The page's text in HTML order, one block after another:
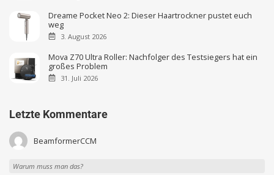
Dreame Pocket Neo 2: Dieser Haartrockner pustet euch
weg
3. August 2026
Mova Z70 Ultra Roller: Nachfolger des Testsiegers hat ein
großes Problem
31. Juli 2026
Letzte Kommentare
BeamformerCCM
Warum muss man das?